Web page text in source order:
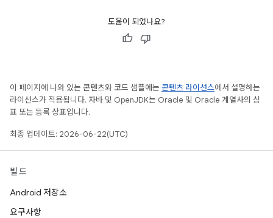
도움이 되었나요?
이 페이지에 나와 있는 콘텐츠와 코드 샘플에는 콘텐츠 라이선스에서 설명하는
라이선스가 적용됩니다. 자바 및 OpenJDK는 Oracle 및 Oracle 계열사의 상
표 또는 등록 상표입니다.
최종 업데이트: 2026-06-22(UTC)
빌드
Android 저장소
요구사항